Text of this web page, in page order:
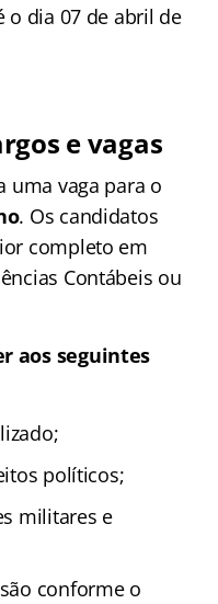
o dia 07 de abril de
e vagas
uma vaga para o
. Os candidatos
completo em
Contábeis ou
aos seguintes
políticos;
militares e
conforme o